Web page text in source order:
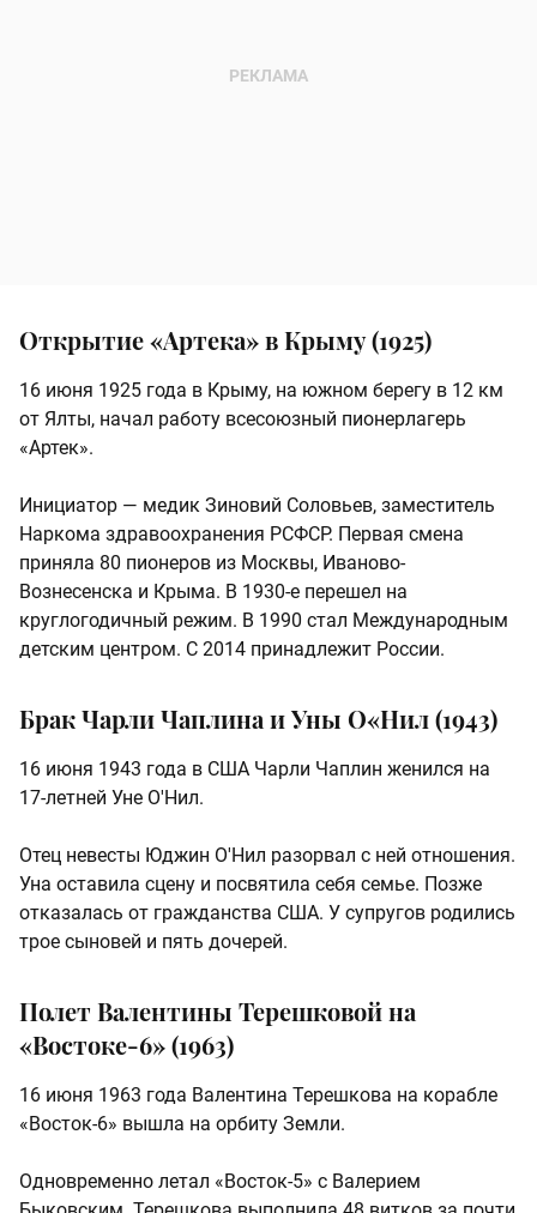
Открытие «Артека» в Крыму (1925)
16 июня 1925 года в Крыму, на южном берегу в 12 км
от Ялты, начал работу всесоюзный пионерлагерь
«Артек».
Инициатор — медик Зиновий Соловьев, заместитель
Наркома здравоохранения РСФСР. Первая смена
приняла 80 пионеров из Москвы, Иваново-
Вознесенска и Крыма. В 1930-е перешел на
круглогодичный режим. В 1990 стал Международным
детским центром. С 2014 принадлежит России.
Брак Чарли Чаплина и Уны О«Нил (1943)
16 июня 1943 года в США Чарли Чаплин женился на
17-летней Уне О'Нил.
Отец невесты Юджин О'Нил разорвал с ней отношения.
Уна оставила сцену и посвятила себя семье. Позже
отказалась от гражданства США. У супругов родились
трое сыновей и пять дочерей.
Полет Валентины Терешковой на
«Востоке-6» (1963)
16 июня 1963 года Валентина Терешкова на корабле
«Восток-6» вышла на орбиту Земли.
Одновременно летал «Восток-5» с Валерием